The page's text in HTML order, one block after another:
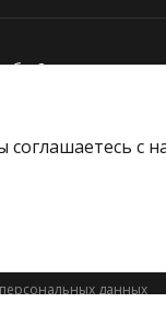
данных
соглашаетесь с